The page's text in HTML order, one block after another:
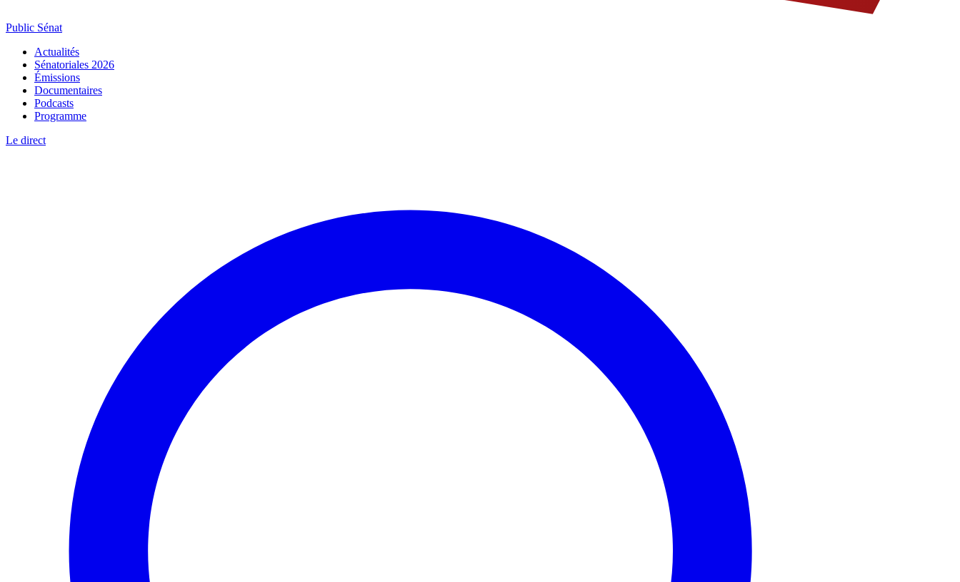
Public Sénat
Actualités
Sénatoriales 2026
Émissions
Documentaires
Podcasts
Programme
Le direct